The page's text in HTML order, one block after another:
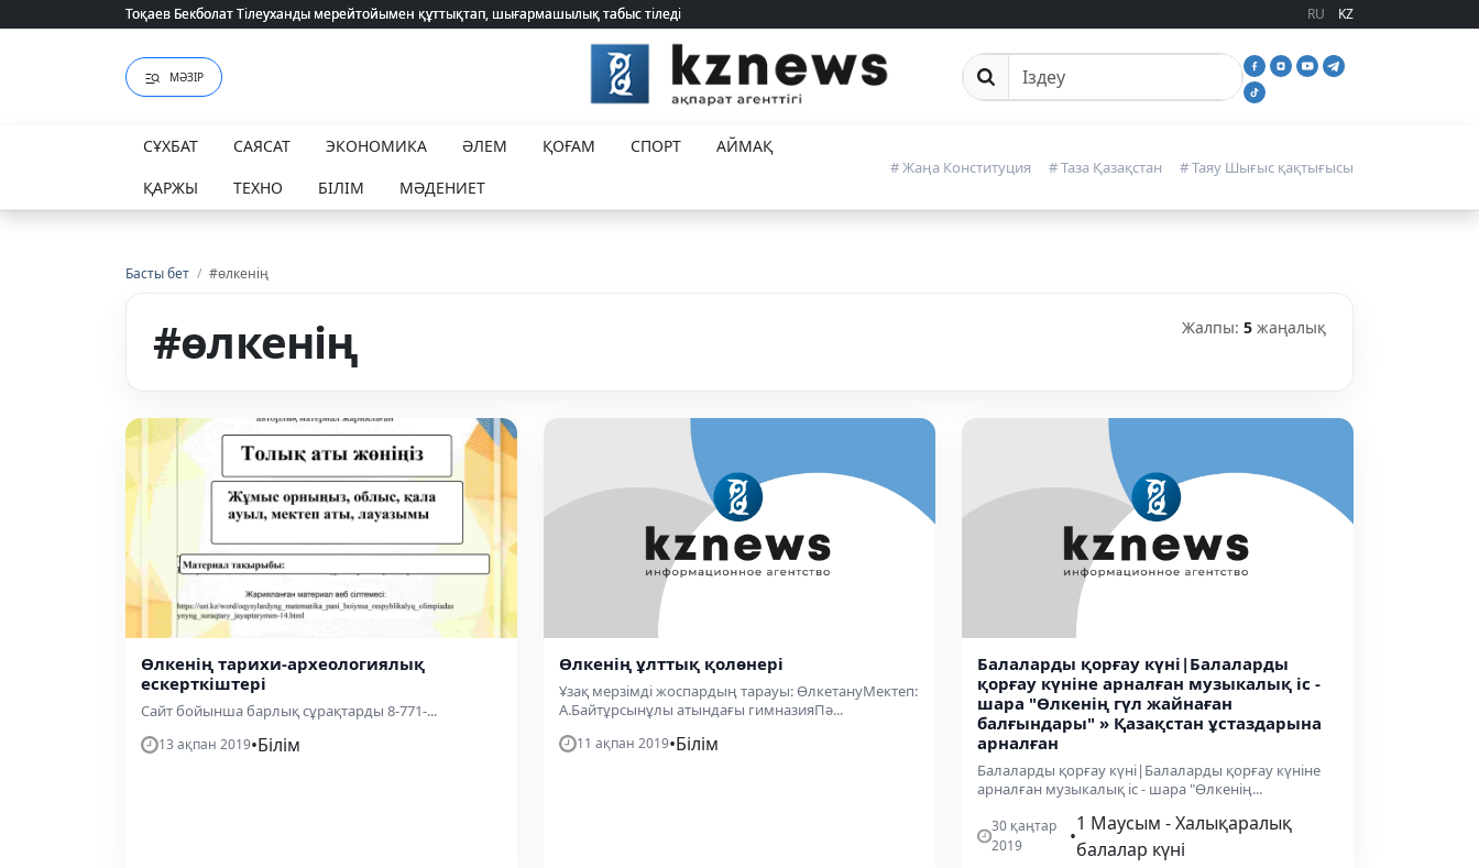
Тоқаев Бекболат Тілеуханды мерейтойымен құттықтап, шығармашылық табыс тіледі
Тоқаев Бекболат Тілеуханды мерейтойымен құттықтап, шығармашылық табыс тіледі RU KZ
МӘЗІР Сайттан іздеу
СҰХБАТ САЯСАТ ЭКОНОМИКА ӘЛЕМ ҚОҒАМ СПОРТ
АЙМАҚ
ҚАРЖЫ
ТЕХНО БІЛІМ МӘДЕНИЕТ
# Жаңа Конституция # Таза Қазақстан # Таяу Шығыс қақтығысы
Басты бет / #өлкенің
#өлкенің Жалпы: 5 жаңалық
Өлкенің тарихи-археологиялық
ескерткіштері
Сайт бойынша барлық сұрақтарды 8-771-...
13 ақпан 2019•Білім
Өлкенің ұлттық қолөнері
Ұзақ мерзімді жоспардың тарауы: ӨлкетануМектеп:
А.Байтұрсынұлы атындағы гимназияПә...
11 ақпан 2019•Білім
Балаларды қорғау күні|Балаларды
қорғау күніне арналған музыкалық іс -
шара "Өлкенің гүл жайнаған
балғындары" » Қазақстан ұстаздарына
арналған
Балаларды қорғау күні|Балаларды қорғау күніне
арналған музыкалық іс - шара "Өлкенің...
30 қаңтар
2019
•
1 Маусым - Халықаралық
балалар күні